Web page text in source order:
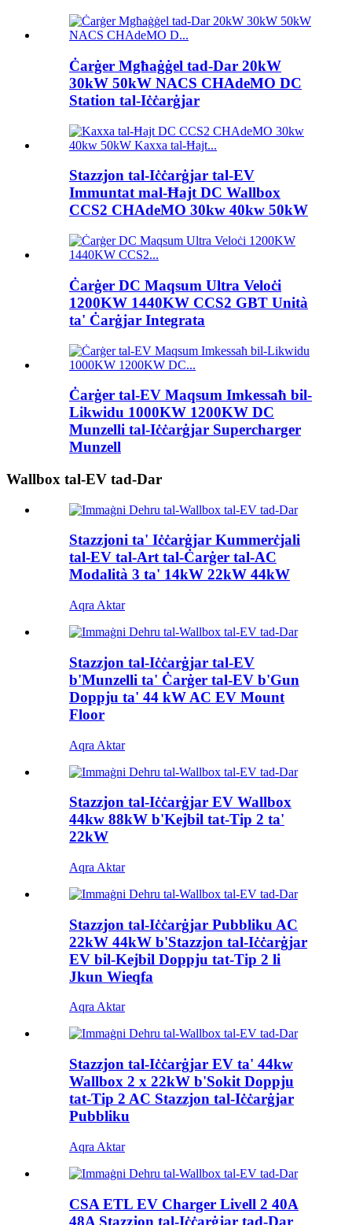
Ċarġer Mgħaġġel tad-Dar 20kW
30kW 50kW NACS CHAdeMO DC
Station tal-Iċċarġjar
Stazzjon tal-Iċċarġjar tal-EV
Immuntat mal-Ħajt DC Wallbox
CCS2 CHAdeMO 30kw 40kw 50kW
Ċarġer DC Maqsum Ultra Veloċi
1200KW 1440KW CCS2 GBT Unità
ta' Ċarġjar Integrata
Ċarġer tal-EV Maqsum Imkessaħ bil-
Likwidu 1000KW 1200KW DC
Munzelli tal-Iċċarġjar Supercharger
Munzell
Wallbox tal-EV tad-Dar
Stazzjoni ta' Iċċarġjar Kummerċjali
tal-EV tal-Art tal-Ċarġer tal-AC
Modalità 3 ta' 14kW 22kW 44kW
Aqra Aktar
Stazzjon tal-Iċċarġjar tal-EV
b'Munzelli ta' Ċarġer tal-EV b'Gun
Doppju ta' 44 kW AC EV Mount
Floor
Aqra Aktar
Stazzjon tal-Iċċarġjar EV Wallbox
44kw 88kW b'Kejbil tat-Tip 2 ta'
22kW
Aqra Aktar
Stazzjon tal-Iċċarġjar Pubbliku AC
22kW 44kW b'Stazzjon tal-Iċċarġjar
EV bil-Kejbil Doppju tat-Tip 2 li
Jkun Wieqfa
Aqra Aktar
Stazzjon tal-Iċċarġjar EV ta' 44kw
Wallbox 2 x 22kW b'Sokit Doppju
tat-Tip 2 AC Stazzjon tal-Iċċarġjar
Pubbliku
Aqra Aktar
CSA ETL EV Charger Livell 2 40A
48A Stazzjon tal-Iċċarġjar tad-Dar